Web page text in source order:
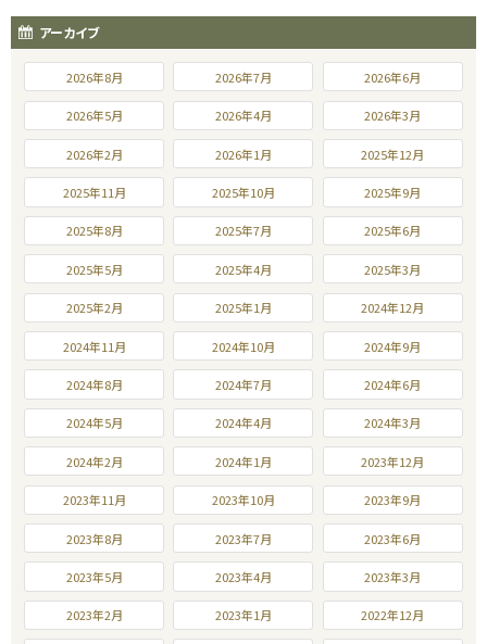
アーカイブ
2026年8月 2026年7月 2026年6月
2026年5月 2026年4月 2026年3月
2026年2月 2026年1月 2025年12月
2025年11月 2025年10月 2025年9月
2025年8月 2025年7月 2025年6月
2025年5月 2025年4月 2025年3月
2025年2月 2025年1月 2024年12月
2024年11月 2024年10月 2024年9月
2024年8月 2024年7月 2024年6月
2024年5月 2024年4月 2024年3月
2024年2月 2024年1月 2023年12月
2023年11月 2023年10月 2023年9月
2023年8月 2023年7月 2023年6月
2023年5月 2023年4月 2023年3月
2023年2月 2023年1月 2022年12月